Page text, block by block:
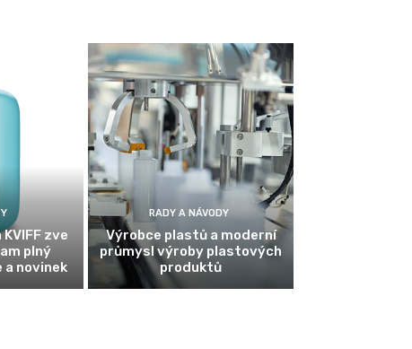
KVIFF zve
plný
a novinek
RADY A NÁVODY
Výrobce plastů a moderní
průmysl výroby plastových
produktů